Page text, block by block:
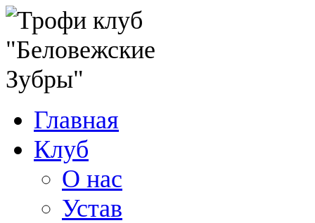
Главная
Клуб
О нас
Устав